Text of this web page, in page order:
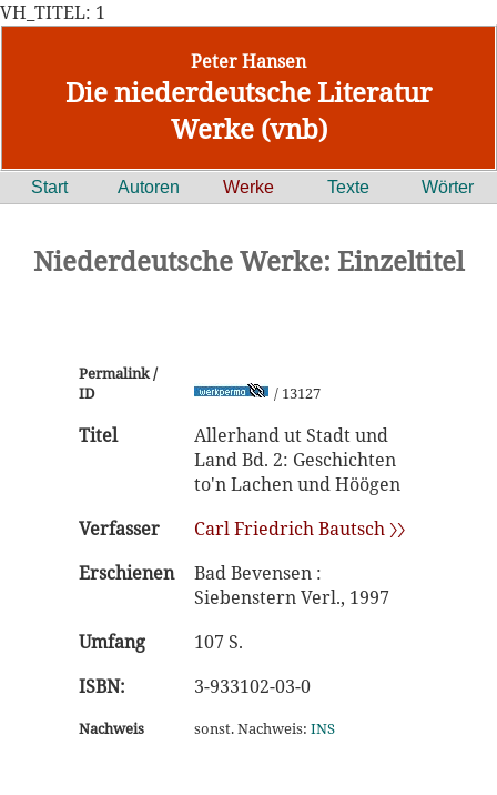
VH_TITEL: 1
Peter Hansen
Die niederdeutsche Literatur
Werke (vnb)
Start Autoren Werke Texte Wörter
Niederdeutsche Werke: Einzeltitel
Permalink /
ID
/ 13127
Titel
Allerhand ut Stadt und
Land Bd. 2: Geschichten
to'n Lachen und Höögen
Verfasser
Carl Friedrich Bautsch 〉〉
Erschienen
Bad Bevensen :
Siebenstern Verl., 1997
Umfang
107 S.
ISBN:
3-933102-03-0
Nachweis sonst. Nachweis: INS